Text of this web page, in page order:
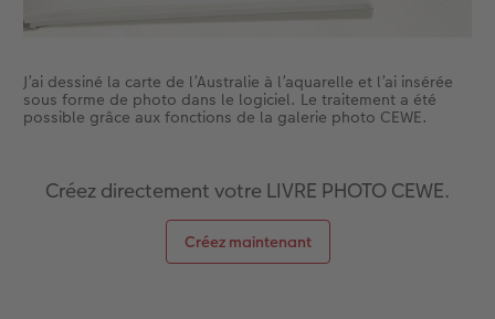
J’ai dessiné la carte de l’Australie à l’aquarelle et l’ai insérée
sous forme de photo dans le logiciel. Le traitement a été
possible grâce aux fonctions de la galerie photo CEWE.
Créez directement votre LIVRE PHOTO CEWE.
Créez maintenant